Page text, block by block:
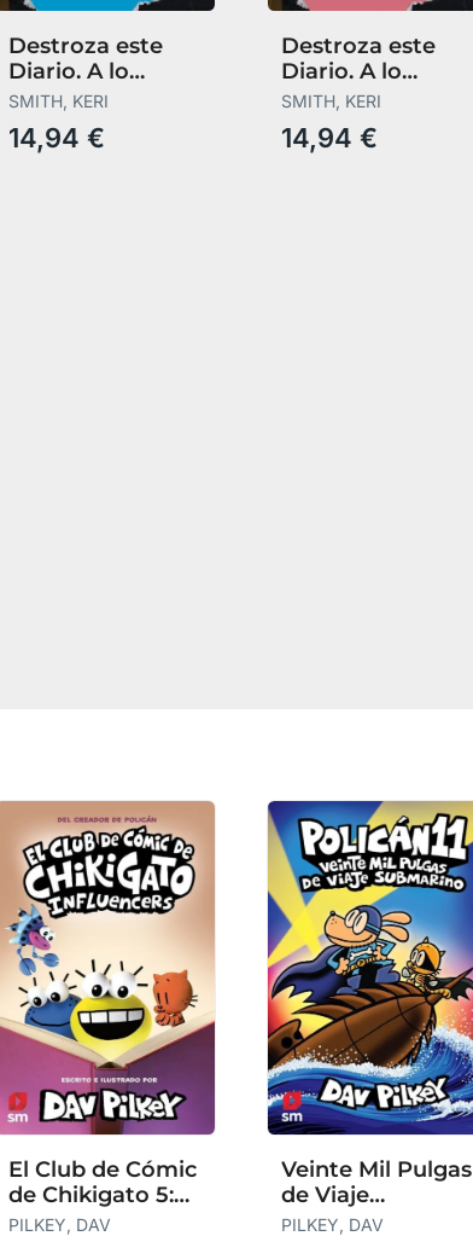
Destroza este
Diario. A lo
Grande - Azul
Fluor
SMITH, KERI
14,94 €
Destroza este
Diario. A lo
Grande - Naranja
Fluor
SMITH, KERI
14,94 €
El Club de Cómic
de Chikigato 5:
Influencers
PILKEY, DAV
Veinte Mil Pulgas
de Viaje
Submarino
PILKEY, DAV